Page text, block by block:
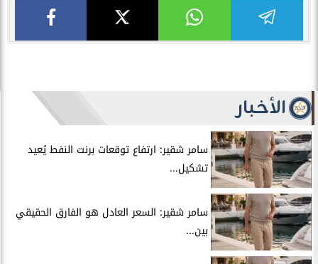
الأخبار
سامر شقير: ارتفاع توقعات برنت النفط يُعيد
تشكيل...
سامر شقير: السعر العادل هو الفارق الحقيقي
بين...